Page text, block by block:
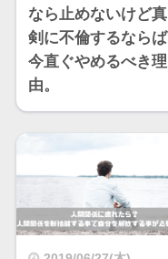
なら止めないけど真
剣に不倫するならば
今直ぐやめるべき理
由。